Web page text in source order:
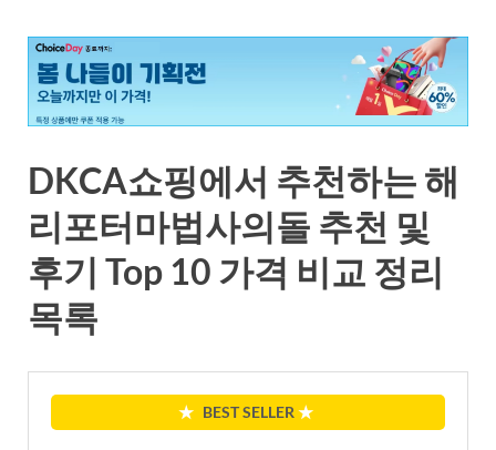
DKCA쇼핑에서 추천하는 해
리포터마법사의돌 추천 및
후기 Top 10 가격 비교 정리
목록
★ BEST SELLER ★